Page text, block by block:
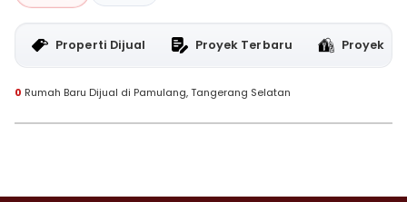
Properti Dijual Proyek Terbaru Proyek
0 Rumah Baru Dijual di Pamulang, Tangerang Selatan